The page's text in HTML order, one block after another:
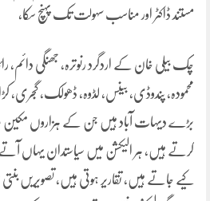
مستند ڈاکٹر اور مناسب سہولت تک پہنچ سکا،
چک بیلی خان کے اردگرد رنوترہ، جھنگی دائم،
محمودہ، پندوڈی، بینس، لڈوہ، ڈھولک، گجری،
بڑے دیہات آباد ہیں جن کے ہزاروں مکین
کرتے ہیں، ہر الیکشن میں سیاستدان
کیے جاتے ہیں، تقاریر ہوتی ہیں، تصویریں